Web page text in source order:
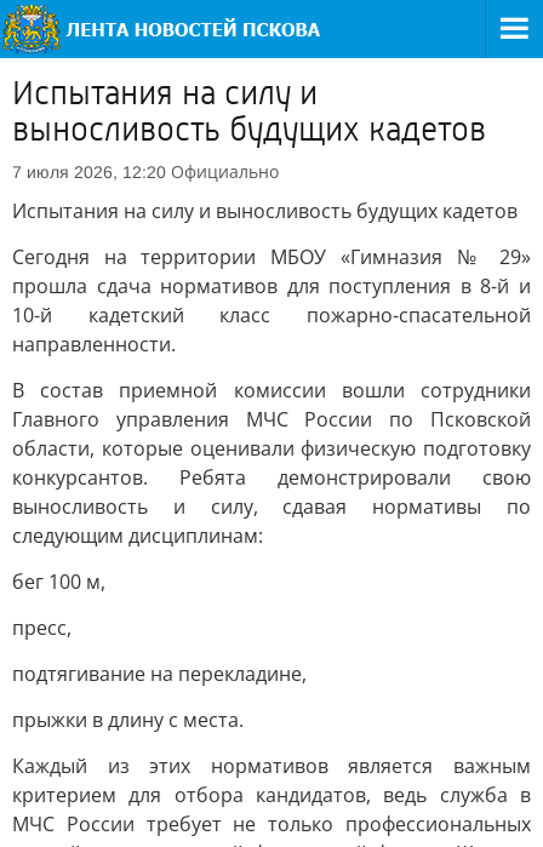
Испытания на силу и
выносливость будущих кадетов
7 июля 2026, 12:20 Официально
Испытания на силу и выносливость будущих кадетов
Сегодня на территории МБОУ «Гимназия № 29»
прошла сдача нормативов для поступления в 8-й и
10-й кадетский класс пожарно-спасательной
направленности.
В состав приемной комиссии вошли сотрудники
Главного управления МЧС России по Псковской
области, которые оценивали физическую подготовку
конкурсантов. Ребята демонстрировали свою
выносливость и силу, сдавая нормативы по
следующим дисциплинам:
бег 100 м,
пресс,
подтягивание на перекладине,
прыжки в длину с места.
Каждый из этих нормативов является важным
критерием для отбора кандидатов, ведь служба в
МЧС России требует не только профессиональных